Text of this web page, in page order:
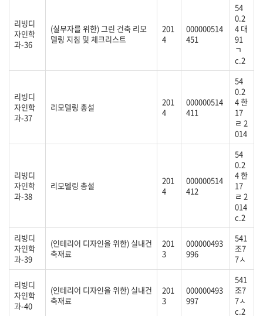
리빙디
자인학
과-36
(실무자를 위한) 그린 건축 리모
델링 지침 및 체크리스트
201
4
000000514
451
54
0.2
4 대
91
ㄱ
c.2
리빙디
자인학
과-37
리모델링 총설
201
4
000000514
411
54
0.2
4 한
17
ㄹ 2
014
리빙디
자인학
과-38
리모델링 총설
201
4
000000514
412
54
0.2
4 한
17
ㄹ 2
014
c.2
리빙디
자인학
과-39
(인테리어 디자인을 위한) 실내건
축재료
201
3
000000493
996
541
조7
7ㅅ
리빙디
자인학
과-40
(인테리어 디자인을 위한) 실내건
축재료
201
3
000000493
997
541
조7
7ㅅ
c.2